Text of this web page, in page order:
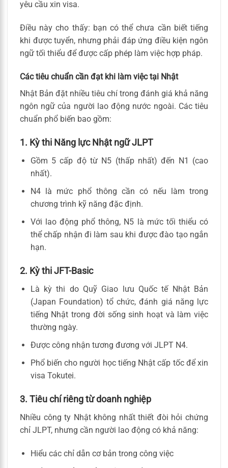
yêu cầu xin visa.
Điều này cho thấy: bạn có thể chưa cần biết tiếng
khi được tuyển, nhưng phải đáp ứng điều kiện ngôn
ngữ tối thiểu để được cấp phép làm việc hợp pháp.
Các tiêu chuẩn cần đạt khi làm việc tại Nhật
Nhật Bản đặt nhiều tiêu chí trong đánh giá khả năng
ngôn ngữ của người lao động nước ngoài. Các tiêu
chuẩn phổ biến bao gồm:
1. Kỳ thi Năng lực Nhật ngữ JLPT
Gồm 5 cấp độ từ N5 (thấp nhất) đến N1 (cao
nhất).
N4 là mức phổ thông cần có nếu làm trong
chương trình kỹ năng đặc định.
Với lao động phổ thông, N5 là mức tối thiểu có
thể chấp nhận đi làm sau khi được đào tạo ngắn
hạn.
2. Kỳ thi JFT-Basic
Là kỳ thi do Quỹ Giao lưu Quốc tế Nhật Bản
(Japan Foundation) tổ chức, đánh giá năng lực
tiếng Nhật trong đời sống sinh hoạt và làm việc
thường ngày.
Được công nhận tương đương với JLPT N4.
Phổ biến cho người học tiếng Nhật cấp tốc để xin
visa Tokutei.
3. Tiêu chí riêng từ doanh nghiệp
Nhiều công ty Nhật không nhất thiết đòi hỏi chứng
chỉ JLPT, nhưng cần người lao động có khả năng:
Hiểu các chỉ dẫn cơ bản trong công việc